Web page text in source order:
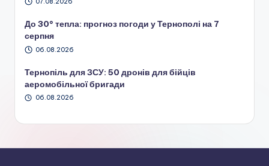
До 30° тепла: прогноз погоди у Тернополі на 7
серпня
06.08.2026
Тернопіль для ЗСУ: 50 дронів для бійців
аеромобільної бригади
06.08.2026